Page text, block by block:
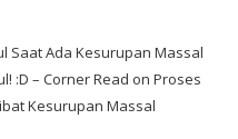
Saat Ada Kesurupan Massal
:D – Corner Read on Proses
Kesurupan Massal